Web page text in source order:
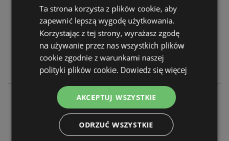
72-003 Dobra
OFERTY: 0
GAZETKI: 0
ODLEGŁOŚĆ: 46,81 km
Ul. Policka 1 51 1 51
71-837 Szczecin
Ta strona korzysta z plików cookie, aby
zapewnić lepszą wygodę użytkowania.
Korzystając z tej strony, wyrażasz zgodę
na używanie przez nas wszystkich plików
cookie zgodnie z warunkami naszej
polityki plików cookie. Dowiedz się więcej
AKCEPTUJ WSZYSTKIE
ODRZUĆ WSZYSTKIE